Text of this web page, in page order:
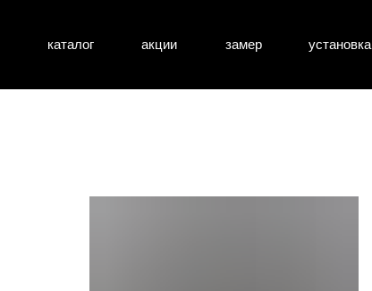
каталог установка
акции замер